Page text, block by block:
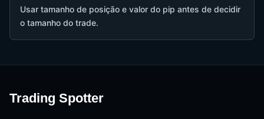
Usar tamanho de posição e valor do pip antes de decidir
o tamanho do trade.
Trading Spotter